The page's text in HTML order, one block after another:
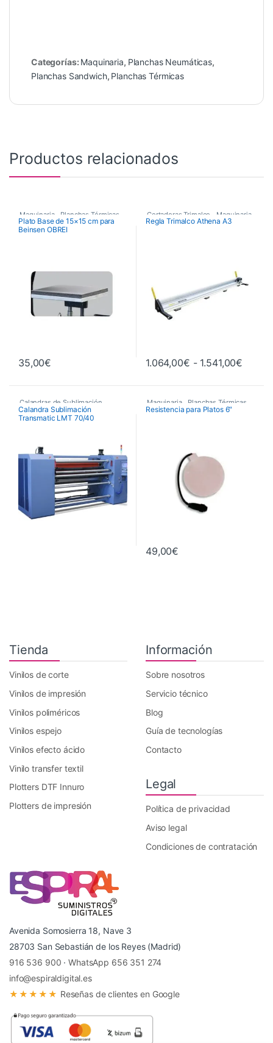
Categorías: Maquinaria, Planchas Neumáticas,
Planchas Sandwich, Planchas Térmicas
Productos relacionados
Maquinaria Planchas Térmicas
Recambios Planchas
Plato Base de 15×15 cm para
Beinsen OBREI
35,00€
Cortadoras Trimalco Maquinaria
Regla Trimalco Athena A3
1.064,00€ - 1.541,00€
Este producto tiene múltiples
Calandras de Sublimación
Calandras de Sublimación
Calandra Sublimación
Transmatic LMT 70/40
Maquinaria Planchas Térmicas
Resistencia para Platos 6″
49,00€
Tienda
Vinilos de corte
Vinilos de impresión
Vinilos poliméricos
Vinilos espejo
Vinilos efecto ácido
Vinilo transfer textil
Plotters DTF Innuro
Plotters de impresión
Información
Sobre nosotros
Servicio técnico
Blog
Guía de tecnologías
Contacto
Legal
Política de privacidad
Aviso legal
Condiciones de contratación
Avenida Somosierra 18, Nave 3
28703 San Sebastián de los Reyes (Madrid)
916 536 900 ·WhatsApp 656 351 274
info@espiraldigital.es
★★★★★ Reseñas de clientes en Google